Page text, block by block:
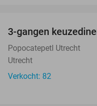
3-gangen
Popocatepetl Utrecht
Utrecht
Verkocht: 82